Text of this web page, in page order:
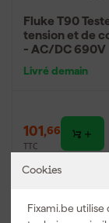
Cookies
Fixami.be
Fluke T90
tension et de
- AC/DC 690V
Livré demain
101,66
TTC
Comparer